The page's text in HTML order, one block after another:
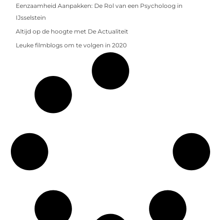
Eenzaamheid Aanpakken: De Rol van een Psycholoog in
IJsselstein
Altijd op de hoogte met De Actualiteit
Leuke filmblogs om te volgen in 2020